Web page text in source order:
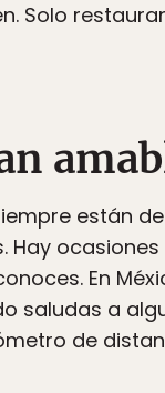
Solo
están
En
saludas a
de